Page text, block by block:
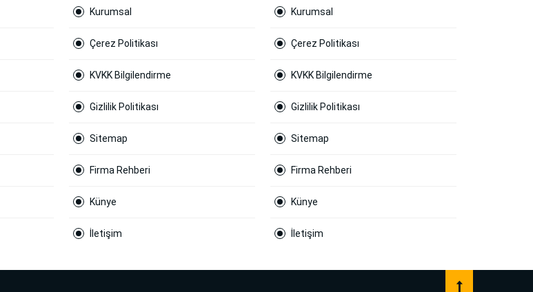
Kurumsal
Çerez Politikası
KVKK Bilgilendirme
Gizlilik Politikası
Sitemap
Firma Rehberi
Künye
İletişim
Kurumsal
Çerez Politikası
KVKK Bilgilendirme
Gizlilik Politikası
Sitemap
Firma Rehberi
Künye
İletişim